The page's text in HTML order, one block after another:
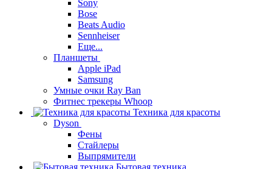
Sony
Bose
Beats Audio
Sennheiser
Еще...
Планшеты
Apple iPad
Samsung
Умные очки Ray Ban
Фитнес трекеры Whoop
Техника для красоты
Dyson
Фены
Стайлеры
Выпрямители
Бытовая техника